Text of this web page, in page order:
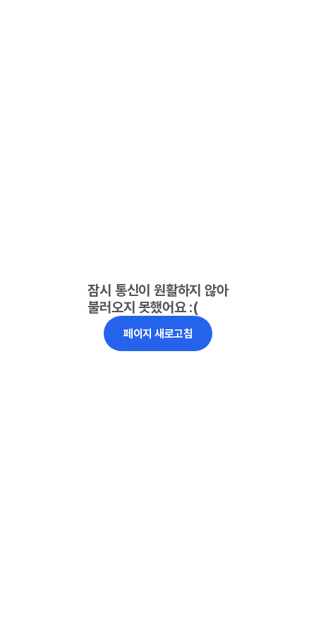
잠시 통신이 원활하지 않아
불러오지 못했어요 :(
페이지 새로고침